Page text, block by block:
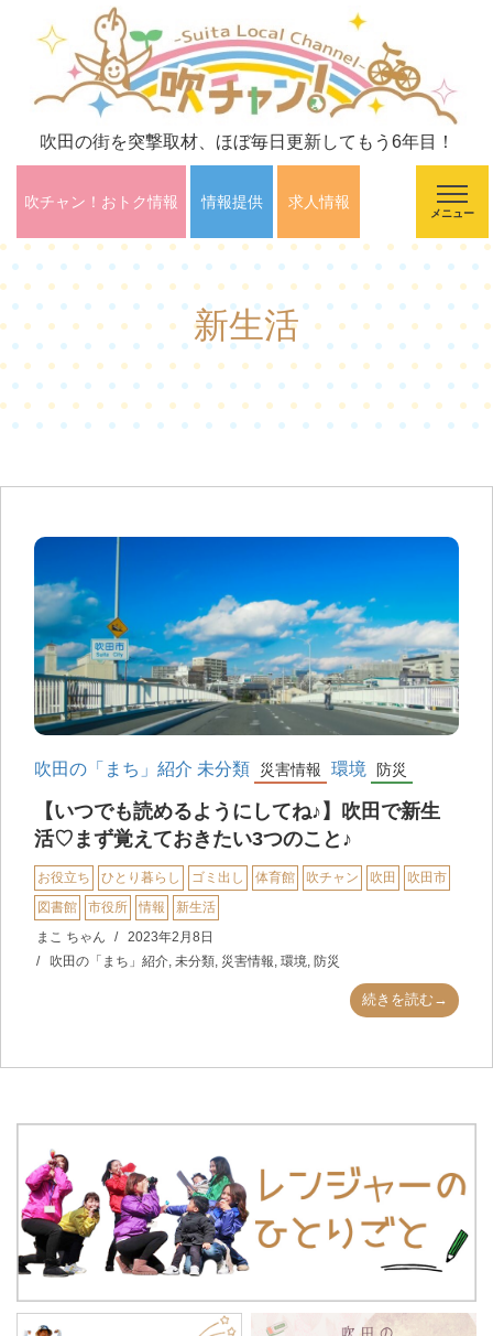
吹田の街を突撃取材、ほぼ毎日更新してもう6年目！
吹チャン！おトク情報 情報提供 求人情報
メニュー
新生活
吹田の「まち」紹介 未分類 災害情報 環境 防災
【いつでも読めるようにしてね♪】吹田で新生
活♡まず覚えておきたい3つのこと♪
お役立ち ひとり暮らし ゴミ出し 体育館 吹チャン 吹田
吹田市
図書館
市役所 情報
新生活
まこ ちゃん
2023年2月8日
吹田の「まち」紹介 未分類 災害情報 環境 防災
続きを読む→